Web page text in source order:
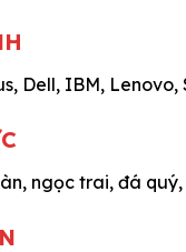
Dell, IBM, Lenovo,
ngọc trai, đá